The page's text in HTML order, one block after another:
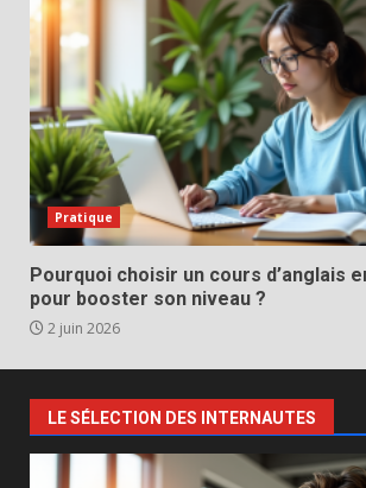
Pratique
Pourquoi choisir un cours d’anglais
pour booster son niveau ?
2 juin 2026
LE SÉLECTION DES INTERNAUTES